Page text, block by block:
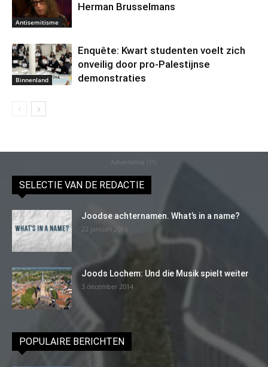
Antisemitisme
Herman Brusselmans
Binnenland
Enquête: Kwart studenten voelt zich
onveilig door pro-Palestijnse
demonstraties
Advertentie (11)
SELECTIE VAN DE REDACTIE
Joodse achternamen. What’s in a name?
22 januari 2016
Joods Lochem: Und die Musik spielt weiter
3 december 2014
POPULAIRE BERICHTEN